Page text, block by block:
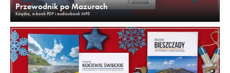
Przewodnik po Mazurach
Książka, e-book PDF i audioobook MP3